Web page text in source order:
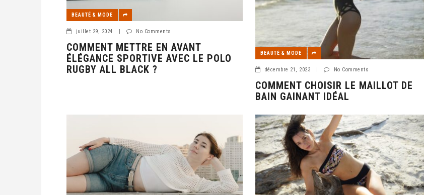
BEAUTÉ & MODE
juillet 29, 2024 | No Comments
COMMENT METTRE EN AVANT
ÉLÉGANCE SPORTIVE AVEC LE POLO
RUGBY ALL BLACK ?
BEAUTÉ & MODE
décembre 21, 2023 No Comments
COMMENT CHOISIR LE MAILLOT DE
BAIN GAINANT IDÉAL